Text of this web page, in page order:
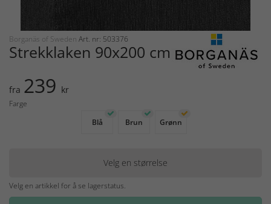
Borganäs of Sweden Art. nr: 503376
Strekklaken 90x200 cm
fra 239 kr
Farge
Blå
Brun Grønn
Velg en størrelse
Velg en artikkel for å se lagerstatus.